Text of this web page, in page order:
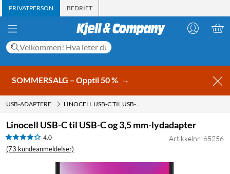
PRIVATPERSON BEDRIFT
SOMMERSALG – Opptil 50 % →
USB-ADAPTERE LINOCELL USB-C TIL USB-C OG 3,5 MM-LYDADAPTER
Linocell USB-C til USB-C og 3,5 mm-lydadapter
4.0
(73 kundeanmeldelser)
Artikkelnr: 65256